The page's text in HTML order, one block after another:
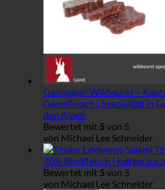
Gamsjäger Wildwurst –
Gamsfleisch | Spezialität in
den Alpen
Bewertet mit 5 von 5
von Michael Lee Schneider
70% Rindfleisch |
Bewertet mit 5 von 5
von Michael Lee Schneider